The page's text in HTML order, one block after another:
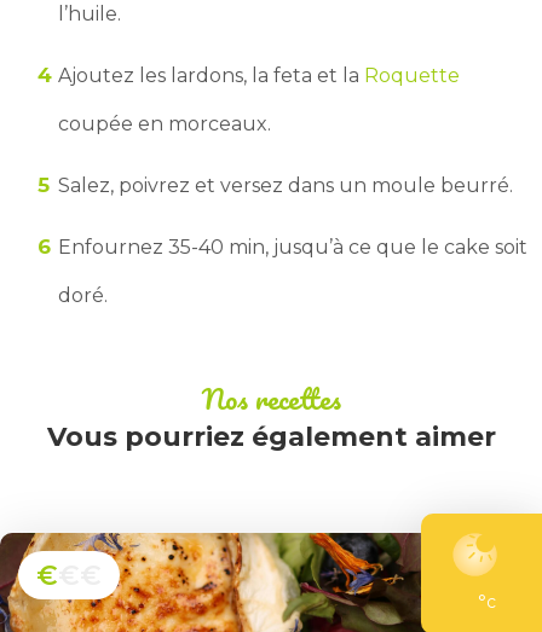
°c
l’huile.
Ajoutez les lardons, la feta et la Roquette
coupée en morceaux.
Salez, poivrez et versez dans un moule beurré.
Enfournez 35-40 min, jusqu’à ce que le cake soit
doré.
Nos recettes
Vous pourriez également aimer
€